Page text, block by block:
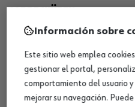
COMUNICACIÓN
WORKINWÜRTH
Información sobre
Este sitio web emplea
gestionar el portal,
comportamiento del usuario
mejorar su navegación.